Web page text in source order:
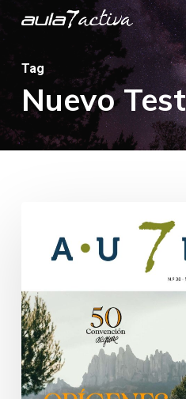
to
main
content
Tag
Nuevo